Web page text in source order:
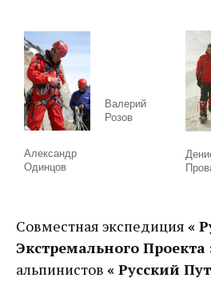
Александр
Одинцов
Валерий
Розов
Совместная экспедиция «
Экстремального Проекта
альпинистов « Русский